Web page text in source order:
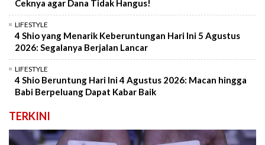
Ceknya agar Dana Tidak Hangus!
LIFESTYLE
4 Shio yang Menarik Keberuntungan Hari Ini 5 Agustus
2026: Segalanya Berjalan Lancar
LIFESTYLE
4 Shio Beruntung Hari Ini 4 Agustus 2026: Macan hingga
Babi Berpeluang Dapat Kabar Baik
TERKINI